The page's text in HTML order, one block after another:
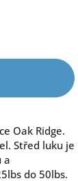
Oak Ridge.
Střed luku je
a
do 50lbs.